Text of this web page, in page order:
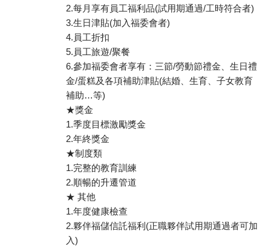
2.每月享有員工福利品(試用期通過/工時符合者)
3.生日津貼(加入福委會者)
4.員工折扣
5.員工旅遊/聚餐
6.參加福委會者享有：三節/勞動節禮金、生日禮
金/蛋糕及各項補助津貼(結婚、生育、子女教育
補助…等)
★獎金
1.季度目標激勵獎金
2.年終獎金
★制度類
1.完整的教育訓練
2.順暢的升遷管道
★ 其他
1.年度健康檢查
2.夥伴福儲信託福利(正職夥伴試用期通過者可加
入)